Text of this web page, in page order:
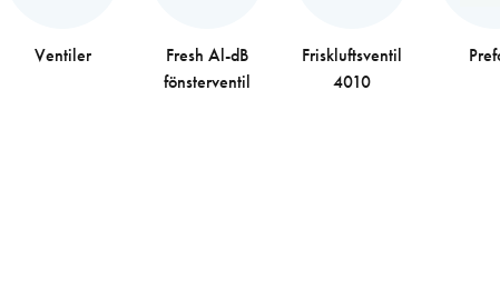
Ventiler
Fresh Al-dB
fönsterventil
Friskluftsventil
4010